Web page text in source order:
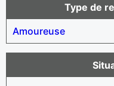
Type de
Amoureuse